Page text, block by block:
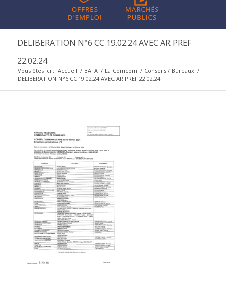
DELIBERATION N°6 CC 19.02.24 AVEC AR PREF
22.02.24
Vous êtes ici : Accueil / BAFA / La Comcom / Conseils / Bureaux /
DELIBERATION N°6 CC 19.02.24 AVEC AR PREF 22.02.24